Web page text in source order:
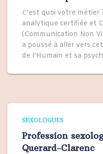
C’est quoi votre
analytique certifiée et
(Communication Non
a poussé à aller vers
de l’Humain et sa
SEXOLOGUES
Profession
Querard-Clarenc